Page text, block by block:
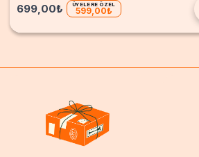
699,00₺ ÜYELERE ÖZEL
599,00₺